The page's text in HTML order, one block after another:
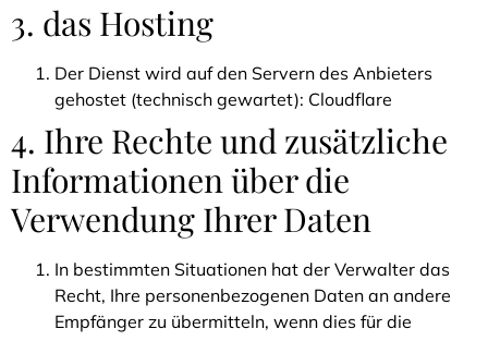
3. das Hosting
Der Dienst wird auf den Servern des Anbieters
gehostet (technisch gewartet): Cloudflare
4. Ihre Rechte und zusätzliche
Informationen über die
Verwendung Ihrer Daten
In bestimmten Situationen hat der Verwalter das
Recht, Ihre personenbezogenen Daten an andere
Empfänger zu übermitteln, wenn dies für die